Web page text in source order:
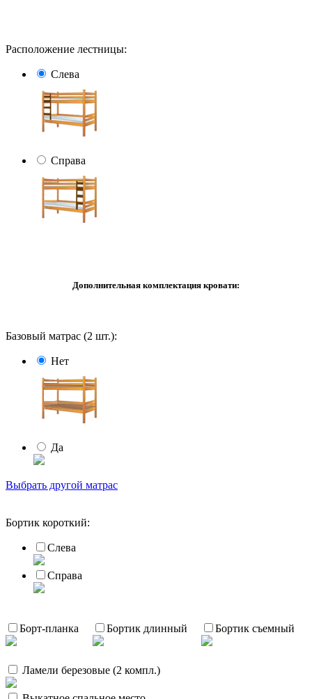
Расположение лестницы:
Слева
Справа
Дополнительная комплектация кровати:
Базовый матрас (2 шт.):
Нет
Да
Выбрать другой матрас
Бортик короткий:
Слева
Справа
Борт-планка Бортик длинный Бортик съемный
Ламели березовые (2 компл.)